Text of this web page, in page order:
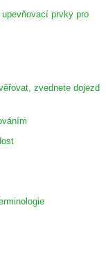
prvky pro
zvednete dojezd